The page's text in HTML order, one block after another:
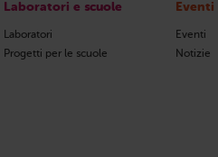
Laboratori e scuole
Laboratori
Progetti per le scuole
Eventi
Notizie